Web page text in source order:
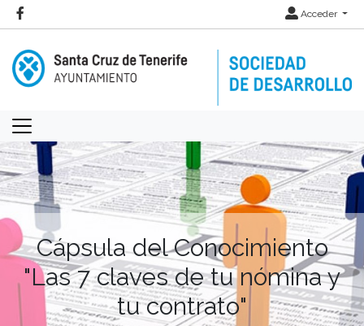
Acceder
Cápsula del Conocimiento
"Las 7 claves de tu nómina y
tu contrato"